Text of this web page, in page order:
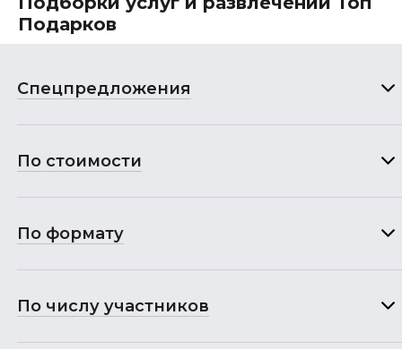
Подарков
Спецпредложения
По стоимости
По формату
По числу участников